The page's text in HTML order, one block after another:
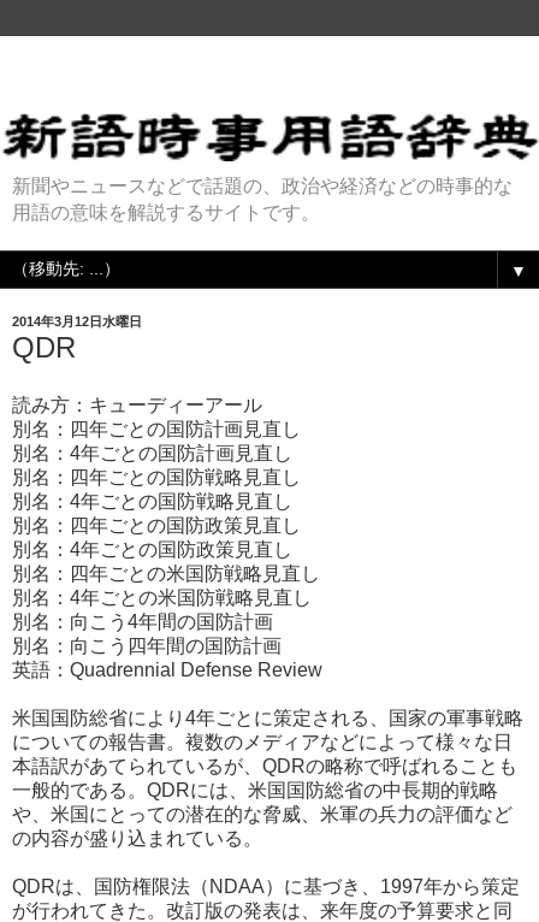
新聞やニュースなどで話題の、政治や経済などの時事的な
用語の意味を解説するサイトです。
▼
2014年3月12日水曜日
QDR
読み方：キューディーアール
別名：四年ごとの国防計画見直し
別名：4年ごとの国防計画見直し
別名：四年ごとの国防戦略見直し
別名：4年ごとの国防戦略見直し
別名：四年ごとの国防政策見直し
別名：4年ごとの国防政策見直し
別名：四年ごとの米国防戦略見直し
別名：4年ごとの米国防戦略見直し
別名：向こう4年間の国防計画
別名：向こう四年間の国防計画
英語：Quadrennial Defense Review
米国国防総省により4年ごとに策定される、国家の軍事戦略
についての報告書。複数のメディアなどによって様々な日
本語訳があてられているが、QDRの略称で呼ばれることも
一般的である。QDRには、米国国防総省の中長期的戦略
や、米国にとっての潜在的な脅威、米軍の兵力の評価など
の内容が盛り込まれている。
QDRは、国防権限法（NDAA）に基づき、1997年から策定
が行われてきた。改訂版の発表は、来年度の予算要求と同